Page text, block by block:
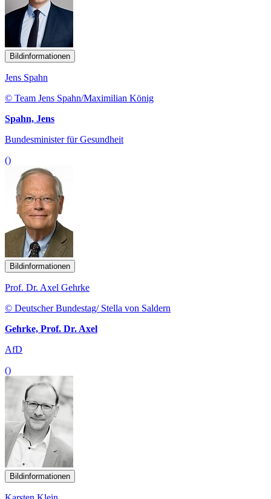
Bildinformationen
Jens Spahn
© Team Jens Spahn/Maximilian König
Spahn, Jens
Bundesminister für Gesundheit
()
Bildinformationen
Prof. Dr. Axel Gehrke
© Deutscher Bundestag/ Stella von Saldern
Gehrke, Prof. Dr. Axel
AfD
()
Bildinformationen